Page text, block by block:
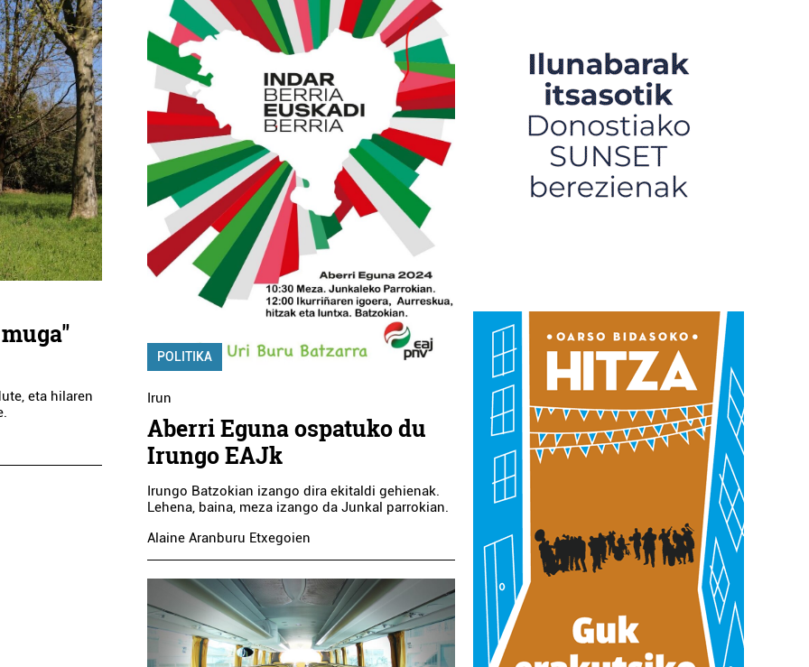
eta hilaren
POLITIKA
Irun
Aberri Eguna ospatuko du
Irungo EAJk
Irungo Batzokian izango dira ekitaldi gehienak.
Lehena, baina, meza izango da Junkal parrokian.
Alaine Aranburu Etxegoien